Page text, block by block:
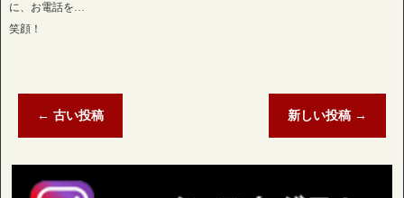
に、お電話を…
笑顔！
← 古い投稿 新しい投稿 →